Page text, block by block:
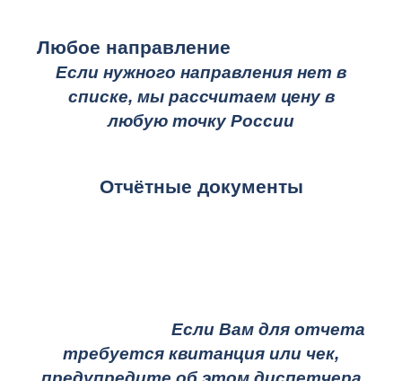
Любое направление
Если нужного направления нет в
списке, мы рассчитаем цену в
любую точку России
Отчётные документы
Если Вам для отчета
требуется квитанция или чек,